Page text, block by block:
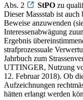
Abs. 2
StPO zu
Dieser Massstab ist
Beweise anzuwenden
Interessenabwägung
Ergebnis
strafprozessuale
Jahrbuch zum
UTTINGER, Nutzung
12. Februar 2018). Ob
Aufzeichnungen
hätten erlangt werden